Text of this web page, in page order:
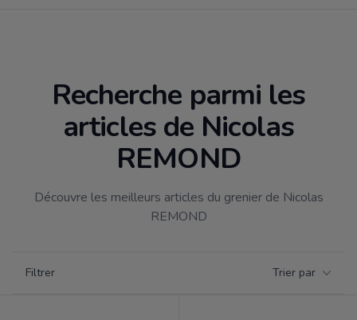
Recherche parmi les
articles de Nicolas
REMOND
Découvre les meilleurs articles du grenier de Nicolas
REMOND
Filtrer Trier par